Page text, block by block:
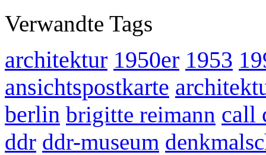
Verwandte Tags
architektur 1950er 1953
ansichtspostkarte
berlin brigitte reimann call
ddr ddr-museum